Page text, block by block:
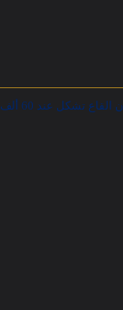
هل انتهت موجة هبوط بيتكوين؟ سايلور يرى أن القاع تشكل عند 60 ألف